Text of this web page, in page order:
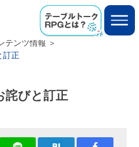
テンツ情報
訂正
詫びと訂正